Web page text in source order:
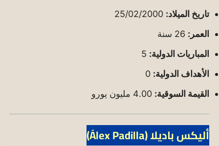
تاريخ الميلاد:
العمر:
المباريات الدولية:
الأهداف الدولية:
القيمة السوقية:
أليكس باديلا (Álex Padilla)